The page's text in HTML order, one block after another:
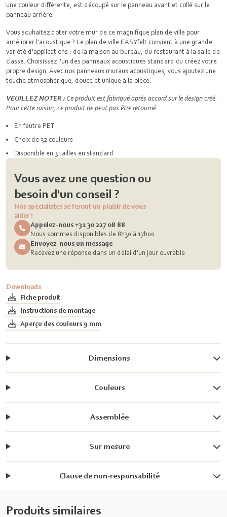
une couleur différente, est découpé sur le panneau avant et collé sur le
panneau arrière.
Vous souhaitez doter votre mur de ce magnifique plan de ville pour
améliorer l'acoustique ? Le plan de ville EASYfelt convient à une grande
variété d'applications : de la maison au bureau, du restaurant à la salle de
classe. Choisissez l'un des panneaux acoustiques standard ou créez votre
propre design. Avec nos panneaux muraux acoustiques, vous ajoutez une
touche atmosphérique, douce et unique à la pièce.
VEUILLEZ NOTER : Ce produit est fabriqué après accord sur le design créé.
Pour cette raison, ce produit ne peut pas être retourné.
En feutre PET
Choix de 32 couleurs
Disponible en 3 tailles en standard
Vous avez une question ou
besoin d'un conseil ?
Nos spécialistes se feront un plaisir de vous
aider !
Appelez-nous +31 30 227 08 88
Nous sommes disponibles de 8h30 à 17h00
Envoyez-nous un message
Recevez une réponse dans un délai d'un jour ouvrable
Downloads
Fiche produit
Instructions de montage
Aperçu des couleurs 9 mm
Dimensions
Couleurs
Assemblée
Sur mesure
Clause de non-responsabilité
Produits similaires